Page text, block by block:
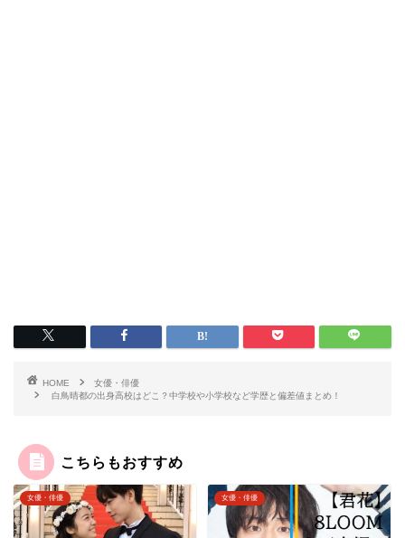
HOME
女優・俳優
白鳥晴都の出身高校はどこ？中学校や小学校など学歴と偏差値まとめ！
こちらもおすすめ
女優・俳優 女優・俳優